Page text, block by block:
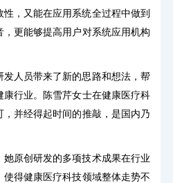
，又能在应用系统全过程中做到
更能够提高用户对系统应用机构
人员带来了新的思路和想法，帮
行业。陈雪芹女士在健康医疗科
并经得起时间的推敲，是国内乃
原创研发的多项技术成果在行业
得健康医疗科技领域整体走势不